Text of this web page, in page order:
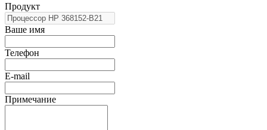
Продукт
Ваше имя
Телефон
E-mail
Примечание